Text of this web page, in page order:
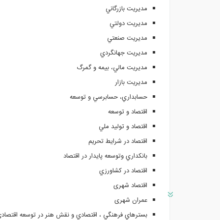
مديريت بازرگاني
مديريت دولتي
مديريت صنعتي
مديريت جهانگردي
مديريت مالي، بيمه و گمرگ
مديريت بازار
حسابداري، حسابرسي و توسعه
اقتصاد و توسعه
اقتصاد و توليد ملي
اقتصاد در شرايط تحريم
بانكداري وتوسعه پايدار در اقتصاد
اقتصاد در كشاورزي
اقتصاد شهری
عمران شهری
بسترهاي فرهنگي ، اقتصادي و نقش هنر در توسعه